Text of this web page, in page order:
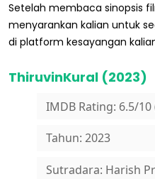
Setelah membaca sinopsis
menyarankan kalian untuk
di platform kesayangan
ThiruvinKural (2023)
IMDB Rating: 6.5/10
Tahun: 2023
Sutradara: Harish